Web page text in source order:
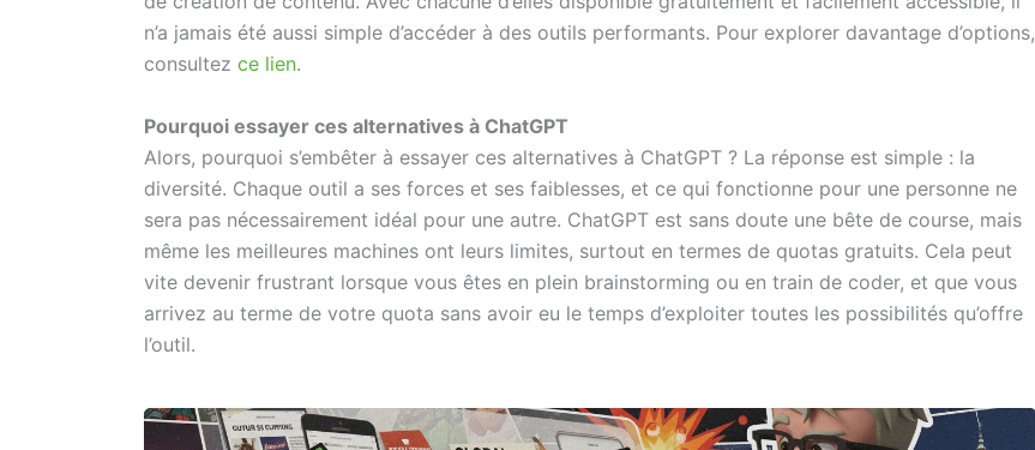
n’a jamais été aussi simple d’accéder à des outils performants. Pour explorer davantage d’options,
consultez ce lien.
Pourquoi essayer ces alternatives à ChatGPT
Alors, pourquoi s’embêter à essayer ces alternatives à ChatGPT ? La réponse est simple : la
diversité. Chaque outil a ses forces et ses faiblesses, et ce qui fonctionne pour une personne ne
sera pas nécessairement idéal pour une autre. ChatGPT est sans doute une bête de course, mais
même les meilleures machines ont leurs limites, surtout en termes de quotas gratuits. Cela peut
vite devenir frustrant lorsque vous êtes en plein brainstorming ou en train de coder, et que vous
arrivez au terme de votre quota sans avoir eu le temps d’exploiter toutes les possibilités qu’offre
l’outil.